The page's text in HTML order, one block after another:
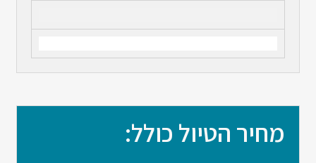
מחיר הטיול כולל: